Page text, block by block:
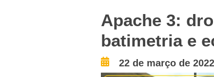
Apache 3:
batimetria e
22 de março de 2022